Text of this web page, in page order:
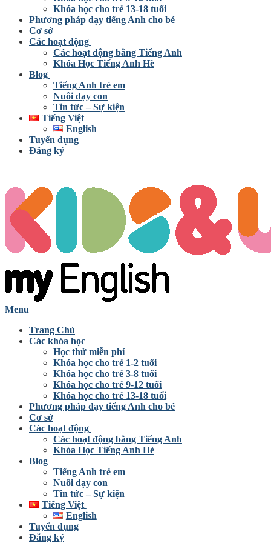
Khóa học cho trẻ 13-18 tuổi
Phương pháp dạy tiếng Anh cho bé
Cơ sở
Các hoạt động
Các hoạt động bằng Tiếng Anh
Khóa Học Tiếng Anh Hè
Blog
Tiếng Anh trẻ em
Nuôi dạy con
Tin tức – Sự kiện
Tiếng Việt
English
Tuyển dụng
Đăng ký
Menu
Trang Chủ
Các khóa học
Học thử miễn phí
Khóa học cho trẻ 1-2 tuổi
Khóa học cho trẻ 3-8 tuổi
Khóa học cho trẻ 9-12 tuổi
Khóa học cho trẻ 13-18 tuổi
Phương pháp dạy tiếng Anh cho bé
Cơ sở
Các hoạt động
Các hoạt động bằng Tiếng Anh
Khóa Học Tiếng Anh Hè
Blog
Tiếng Anh trẻ em
Nuôi dạy con
Tin tức – Sự kiện
Tiếng Việt
English
Tuyển dụng
Đăng ký